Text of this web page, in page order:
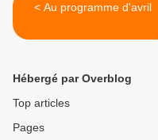
< Au programme d'avril
Hébergé par Overblog
Top articles
Pages